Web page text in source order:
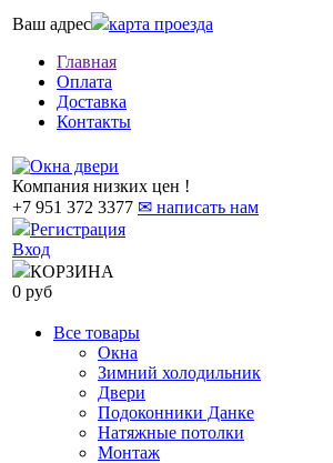
Ваш адрес
карта проезда
Главная
Оплата
Доставка
Контакты
Компания низких цен !
+7 951 372 3377 ✉ написать нам
Регистрация
Вход
КОРЗИНА
0 руб
Все товары
Окна
Зимний холодильник
Двери
Подоконники Данке
Натяжные потолки
Монтаж